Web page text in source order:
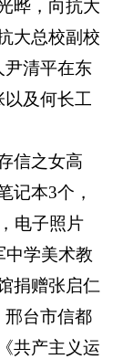
晔，向抗大
大总校副校
尹清平在东
及何长工
信之女高
记本3个，
电子照片
中学美术教
捐赠张启仁
邢台市信都
共产主义运